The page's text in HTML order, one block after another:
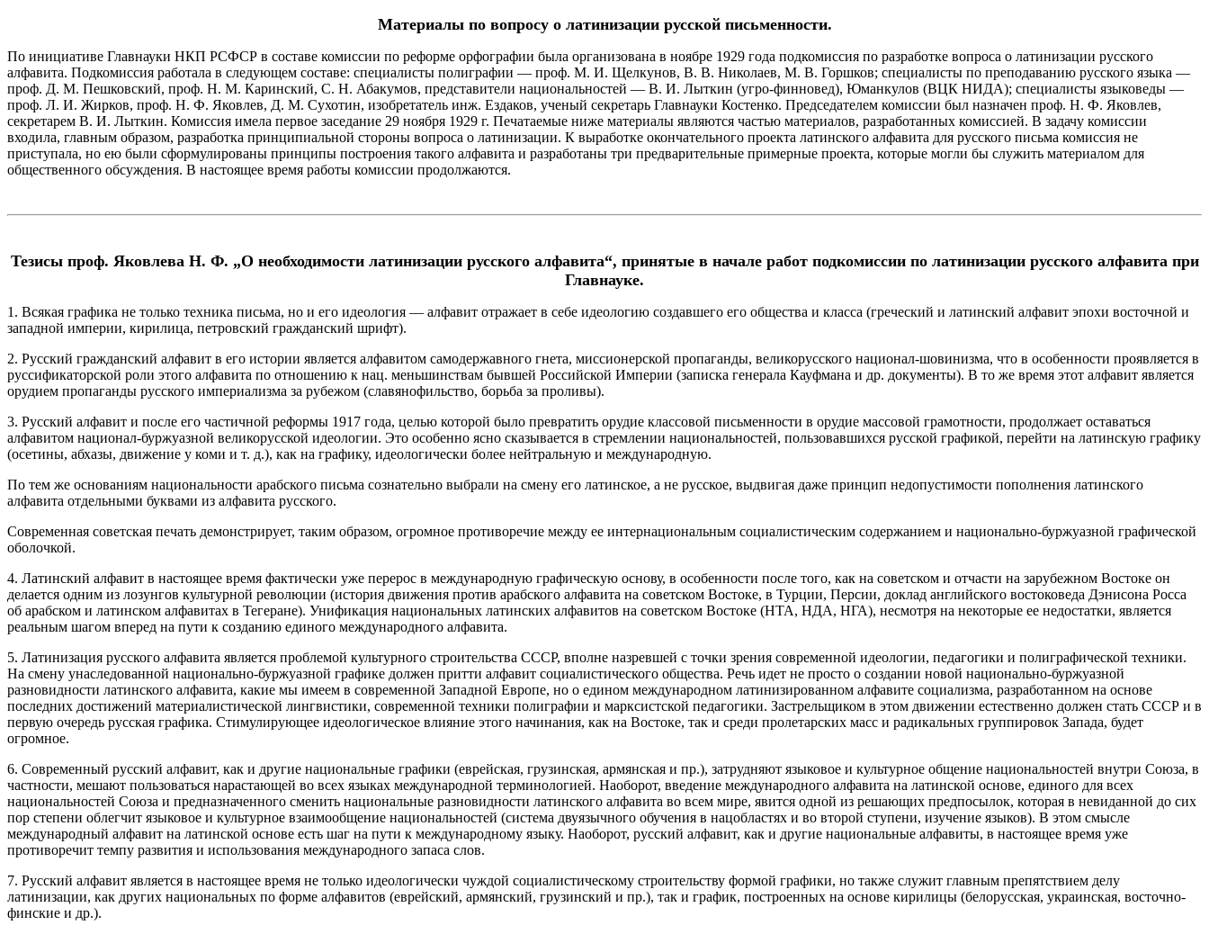
Материалы по вопросу о латинизации русской письменности.
По инициативе Главнауки НКП РСФСР в составе комиссии по реформе орфографии была организована в ноябре 1929 года подкомиссия по разработке вопроса о латинизации русского
алфавита. Подкомиссия работала в следующем составе: специалисты полиграфии — проф. М. И. Щелкунов, В. В. Николаев, М. В. Горшков; специалисты по преподаванию русского языка —
проф. Д. М. Пешковский, проф. Н. М. Каринский, С. Н. Абакумов, представители национальностей — В. И. Лыткин (угро-финновед), Юманкулов (ВЦК НИДА); специалисты языковеды —
проф. Л. И. Жирков, проф. Н. Ф. Яковлев, Д. М. Сухотин, изобретатель инж. Ездаков, ученый секретарь Главнауки Костенко. Председателем комиссии был назначен проф. Н. Ф. Яковлев,
секретарем В. И. Лыткин. Комиссия имела первое заседание 29 ноября 1929 г. Печатаемые ниже материалы являются частью материалов, разработанных комиссией. В задачу комиссии
входила, главным образом, разработка принципиальной стороны вопроса о латинизации. К выработке окончательного проекта латинского алфавита для русского письма комиссия не
приступала, но ею были сформулированы принципы построения такого алфавита и разработаны три предварительные примерные проекта, которые могли бы служить материалом для
общественного обсуждения. В настоящее время работы комиссии продолжаются.
Тезисы проф. Яковлева Н. Ф. „О необходимости латинизации русского алфавита“, принятые в начале работ подкомиссии по латинизации русского алфавита при
Главнауке.
1. Всякая графика не только техника письма, но и его идеология — алфавит отражает в себе идеологию создавшего его общества и класса (греческий и латинский алфавит эпохи восточной и
западной империи, кирилица, петровский гражданский шрифт).
2. Русский гражданский алфавит в его истории является алфавитом самодержавного гнета, миссионерской пропаганды, великорусского национал-шовинизма, что в особенности проявляется в
руссификаторской роли этого алфавита по отношению к нац. меньшинствам бывшей Российской Империи (записка генерала Кауфмана и др. документы). В то же время этот алфавит является
орудием пропаганды русского империализма за рубежом (славянофильство, борьба за проливы).
3. Русский алфавит и после его частичной реформы 1917 года, целью которой было превратить орудие классовой письменности в орудие массовой грамотности, продолжает оставаться
алфавитом национал-буржуазной великорусской идеологии. Это особенно ясно сказывается в стремлении национальностей, пользовавшихся русской графикой, перейти на латинскую графику
(осетины, абхазы, движение у коми и т. д.), как на графику, идеологически более нейтральную и международную.
По тем же основаниям национальности арабского письма сознательно выбрали на смену его латинское, а не русское, выдвигая даже принцип недопустимости пополнения латинского
алфавита отдельными буквами из алфавита русского.
Современная советская печать демонстрирует, таким образом, огромное противоречие между ее интернациональным социалистическим содержанием и национально-буржуазной графической
оболочкой.
4. Латинский алфавит в настоящее время фактически уже перерос в международную графическую основу, в особенности после того, как на советском и отчасти на зарубежном Востоке он
делается одним из лозунгов культурной революции (история движения против арабского алфавита на советском Востоке, в Турции, Персии, доклад английского востоковеда Дэнисона Росса
об арабском и латинском алфавитах в Тегеране). Унификация национальных латинских алфавитов на советском Востоке (НТА, НДА, НГА), несмотря на некоторые ее недостатки, является
реальным шагом вперед на пути к созданию единого международного алфавита.
5. Латинизация русского алфавита является проблемой культурного строительства СССР, вполне назревшей с точки зрения современной идеологии, педагогики и полиграфической техники.
На смену унаследованной национально-буржуазной графике должен притти алфавит социалистического общества. Речь идет не просто о создании новой национально-буржуазной
разновидности латинского алфавита, какие мы имеем в современной Западной Европе, но о едином международном латинизированном алфавите социализма, разработанном на основе
последних достижений материалистической лингвистики, современной техники полиграфии и марксистской педагогики. Застрельщиком в этом движении естественно должен стать СССР и в
первую очередь русская графика. Стимулирующее идеологическое влияние этого начинания, как на Востоке, так и среди пролетарских масс и радикальных группировок Запада, будет
огромное.
6. Современный русский алфавит, как и другие национальные графики (еврейская, грузинская, армянская и пр.), затрудняют языковое и культурное общение национальностей внутри Союза, в
частности, мешают пользоваться нарастающей во всех языках международной терминологией. Наоборот, введение международного алфавита на латинской основе, единого для всех
национальностей Союза и предназначенного сменить национальные разновидности латинского алфавита во всем мире, явится одной из решающих предпосылок, которая в невиданной до сих
пор степени облегчит языковое и культурное взаимообщение национальностей (система двуязычного обучения в нацобластях и во второй ступени, изучение языков). В этом смысле
международный алфавит на латинской основе есть шаг на пути к международному языку. Наоборот, русский алфавит, как и другие национальные алфавиты, в настоящее время уже
противоречит темпу развития и использования международного запаса слов.
7. Русский алфавит является в настоящее время не только идеологически чуждой социалистическому строительству формой графики, но также служит главным препятствием делу
латинизации, как других национальных по форме алфавитов (еврейский, армянский, грузинский и пр.), так и график, построенных на основе кирилицы (белорусская, украинская, восточно-
финские и др.).